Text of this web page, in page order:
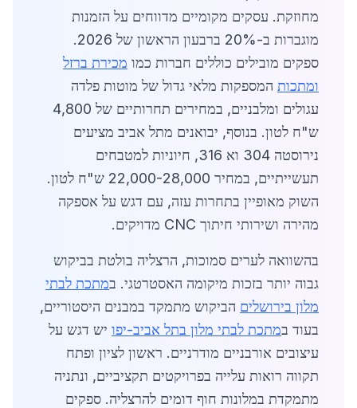
מחוזקת. עסקים מקומיים מדווחים על הזמנות
מוגברות ב-20% ברבעון הראשון של 2026.
ספקים מובילים כוללים חברות כמו מכירת ברזל
ומתכות המספקות מלאי גדול של מוטות פלדה
עגולים ומלבניים, במחירים תחרותיים של 4,800
ש"ח לטון. בנוסף, יבואנים מתל אביב מציעים
נירוסטה 304 וא 316, חיוניות למטבחים
תעשייתיים, במחיר 22,000-28,000 ש"ח לטון.
השוק מאופיין בתחרות עזה, עם דגש על אספקה
מהירה ושירותי חיתוך CNC מדויקים.
בהשוואה לערים סמוכות, הרצליה בולטת בביקוש
גבוה יותר בזכות מיקומה האסטרטגי. במתכת לבתי
מלון בירושלים הביקוש מתמקד במבנים היסטוריים,
בעוד במתכת לבתי מלון בתל אביב-יפו יש דגש על
עיצובים אורבניים מודרניים. ראשון לציון ופתח
תקווה רואות עלייה בפרויקטים תקציביים, ונתניה
מתמקדת במלונות חוף דומים להרצליה. ספקים